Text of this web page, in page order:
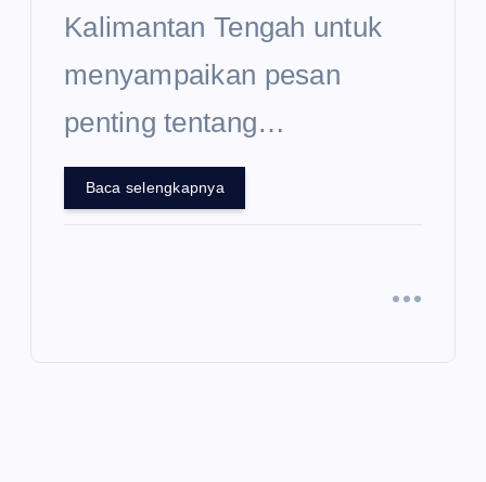
Kalimantan Tengah untuk
menyampaikan pesan
penting tentang…
Baca selengkapnya